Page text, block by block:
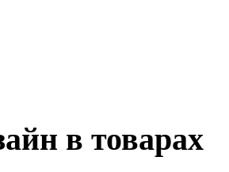
в товарах